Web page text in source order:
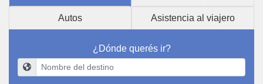
Autos Asistencia al viajero
¿Dónde querés ir?